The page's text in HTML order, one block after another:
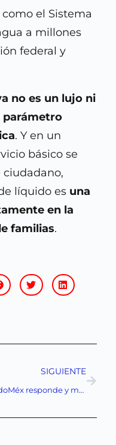
el Sistema
a millones
federal y
no es un lujo ni
parámetro
. Y en un
básico se
líquido es una
en la
familias.
SIGUIENTE
🔴 EdoMéx responde y mantiene la calma tras operativo en Jalisco